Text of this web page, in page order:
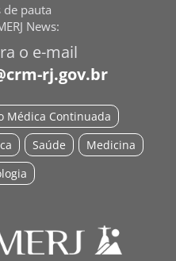
de pauta
News:
o e-mail
rj.gov.br
Médica Continuada
Medicina
Saúde